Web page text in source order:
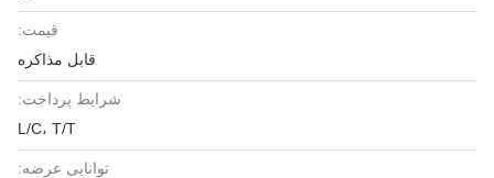
قیمت:
قابل مذاکره
شرایط پرداخت:
L/C، T/T
توانایی عرضه: